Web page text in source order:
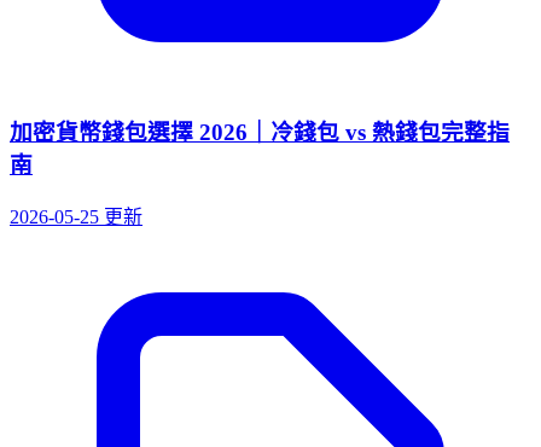
加密貨幣錢包選擇 2026｜冷錢包 vs 熱錢包完整指
南
2026-05-25 更新